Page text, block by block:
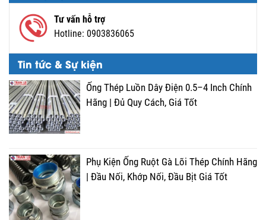
Tư vấn hỗ trợ
Hotline: 0903836065
Tin tức & Sự kiện
Ống Thép Luồn Dây Điện 0.5–4 Inch Chính
Hãng | Đủ Quy Cách, Giá Tốt
Phụ Kiện Ống Ruột Gà Lõi Thép Chính Hãng
| Đầu Nối, Khớp Nối, Đầu Bịt Giá Tốt